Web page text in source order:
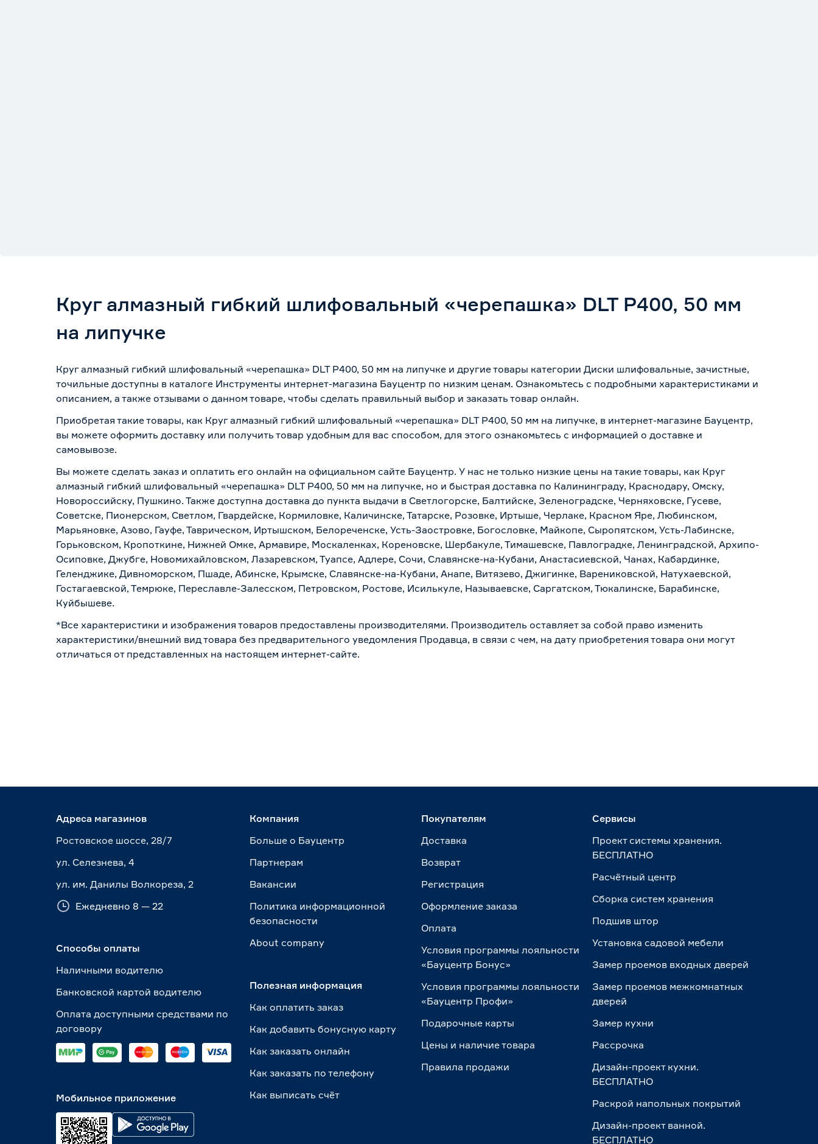
Круг алмазный гибкий шлифовальный «черепашка» DLT P400, 50 мм
на липучке
Круг алмазный гибкий шлифовальный «черепашка» DLT P400, 50 мм на липучке и другие товары категории Диски шлифовальные, зачистные,
точильные доступны в каталоге Инструменты интернет-магазина Бауцентр по низким ценам. Ознакомьтесь с подробными характеристиками и
описанием, а также отзывами о данном товаре, чтобы сделать правильный выбор и заказать товар онлайн.
Приобретая такие товары, как Круг алмазный гибкий шлифовальный «черепашка» DLT P400, 50 мм на липучке, в интернет-магазине Бауцентр,
вы можете оформить доставку или получить товар удобным для вас способом, для этого ознакомьтесь с информацией о доставке и
самовывозе.
Вы можете сделать заказ и оплатить его онлайн на официальном сайте Бауцентр. У нас не только низкие цены на такие товары, как Круг
алмазный гибкий шлифовальный «черепашка» DLT P400, 50 мм на липучке, но и быстрая доставка по Калининграду, Краснодару, Омску,
Новороссийску, Пушкино. Также доступна доставка до пункта выдачи в Светлогорске, Балтийске, Зеленоградске, Черняховске, Гусеве,
Советске, Пионерском, Светлом, Гвардейске, Кормиловке, Каличинске, Татарске, Розовке, Иртыше, Черлаке, Красном Яре, Любинском,
Марьяновке, Азово, Гауфе, Таврическом, Иртышском, Белореченске, Усть-Заостровке, Богословке, Майкопе, Сыропятском, Усть-Лабинске,
Горьковском, Кропоткине, Нижней Омке, Армавире, Москаленках, Кореновске, Шербакуле, Тимашевске, Павлоградке, Ленинградской, Архипо-
Осиповке, Джубге, Новомихайловском, Лазаревском, Туапсе, Адлере, Сочи, Славянске-на-Кубани, Анастасиевской, Чанах, Кабардинке,
Геленджике, Дивноморском, Пшаде, Абинске, Крымске, Славянске-на-Кубани, Анапе, Витязево, Джигинке, Варениковской, Натухаевской,
Гостагаевской, Темрюке, Переславле-Залесском, Петровском, Ростове, Исилькуле, Называевске, Саргатском, Тюкалинске, Барабинске,
Куйбышеве.
*Все характеристики и изображения товаров предоставлены производителями. Производитель оставляет за собой право изменить
характеристики/внешний вид товара без предварительного уведомления Продавца, в связи с чем, на дату приобретения товара они могут
отличаться от представленных на настоящем интернет-сайте.
Адреса магазинов
Ростовское шоссе, 28/7
ул. Селезнева, 4
ул. им. Данилы Волкореза, 2
Ежедневно 8 — 22
Способы оплаты
Наличными водителю
Банковской картой водителю
Оплата доступными средствами по
договору
Мобильное приложение
Компания
Больше о Бауцентр
Партнерам
Вакансии
Политика информационной
безопасности
About сompany
Полезная информация
Как оплатить заказ
Как добавить бонусную карту
Как заказать онлайн
Как заказать по телефону
Как выписать счёт
Покупателям
Доставка
Возврат
Регистрация
Оформление заказа
Оплата
Условия программы лояльности
«Бауцентр Бонус»
Условия программы лояльности
«Бауцентр Профи»
Подарочные карты
Цены и наличие товара
Правила продажи
Сервисы
Проект системы хранения.
БЕСПЛАТНО
Расчётный центр
Сборка систем хранения
Подшив штор
Установка садовой мебели
Замер проемов входных дверей
Замер проемов межкомнатных
дверей
Замер кухни
Рассрочка
Дизайн-проект кухни.
БЕСПЛАТНО
Раскрой напольных покрытий
Дизайн-проект ванной.
БЕСПЛАТНО